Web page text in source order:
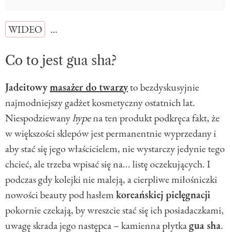
WIDEO …
Co to jest gua sha?
Jadeitowymasażer do twarzyto bezdyskusyjnie
najmodniejszy gadżet kosmetyczny ostatnich lat.
Niespodziewanyhypena ten produkt podkręca fakt, że
w większości sklepów jest permanentnie wyprzedany i
aby stać się jego właścicielem, nie wystarczy jedynie tego
chcieć, ale trzeba wpisać się na... listę oczekujących. I
podczas gdy kolejki nie maleją, a cierpliwe miłośniczki
nowości beauty pod hasłemkoreańskiej pielęgnacji
pokornie czekają, by wreszcie stać się ich posiadaczkami,
uwagę skrada jego następca – kamienna płytkagua sha.